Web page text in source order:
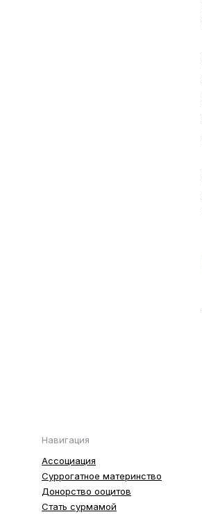
Стать сурмамой
Донорство ооцитов
Суррогатное материнство
Ассоциация
Навигация